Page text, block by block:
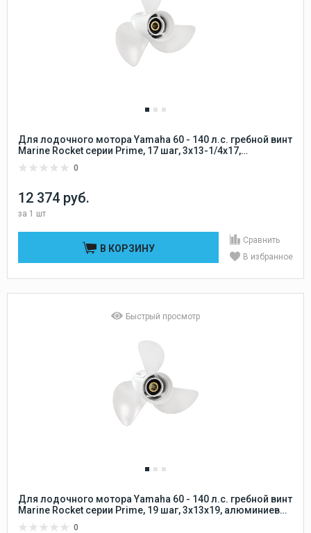
Для лодочного мотора Yamaha 60 - 140 л.с. гребной винт
Marine Rocket серии Prime, 17 шаг, 3x13-1/4x17,
0
12 374 руб.
за 1 шт
В КОРЗИНУ
Сравнить
В избранное
Быстрый просмотр
Для лодочного мотора Yamaha 60 - 140 л.с. гребной винт
Marine Rocket серии Prime, 19 шаг, 3x13x19, алюминиевый
0